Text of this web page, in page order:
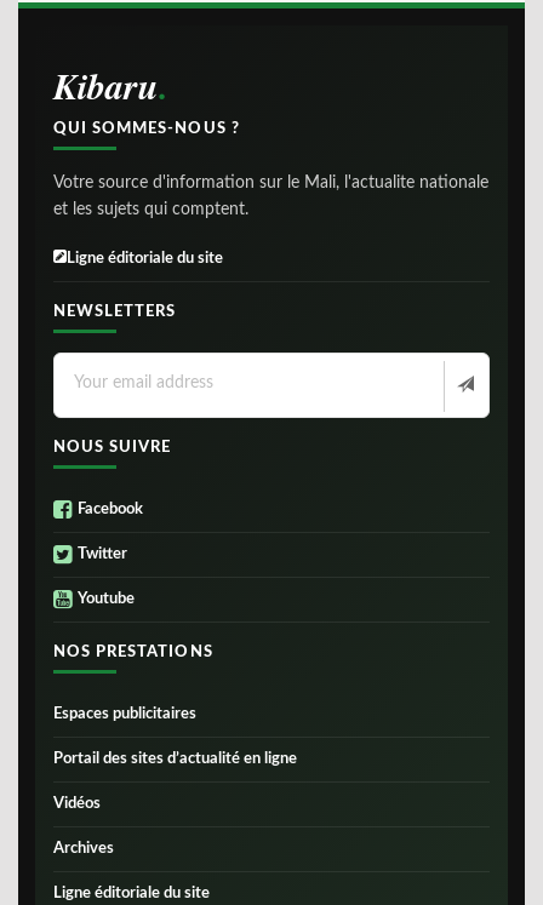
Kibaru
QUI SOMMES-NOUS ?
Votre source d'information sur le Mali, l'actualite nationale
et les sujets qui comptent.
Ligne éditoriale du site
NEWSLETTERS
NOUS SUIVRE
Facebook
Twitter
Youtube
NOS PRESTATIONS
Espaces publicitaires
Portail des sites d’actualité en ligne
Vidéos
Archives
Ligne éditoriale du site